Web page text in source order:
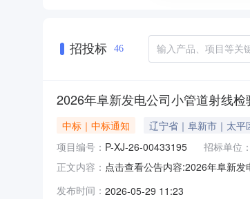
招投标 46
2026年阜新发电公司小管道射线
中标｜中标通知 辽宁省｜阜新市｜太平
项目编号： P-XJ-26-00433195 招标单位：
正文内容： 点击查看公告内容:2026年阜新
发布时间： 2026-05-29 11:23